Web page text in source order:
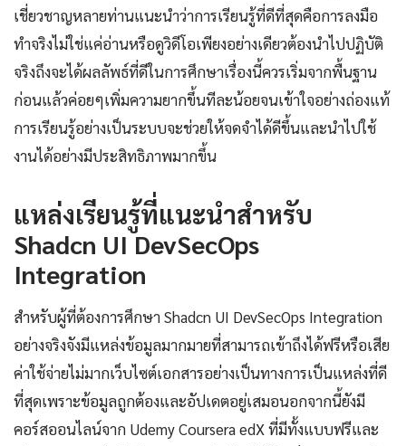
เชี่ยวชาญหลายท่านแนะนำว่าการเรียนรู้ที่ดีที่สุดคือการลงมือ
ทำจริงไม่ใช่แค่อ่านหรือดูวิดีโอเพียงอย่างเดียวต้องนำไปปฏิบัติ
จริงถึงจะได้ผลลัพธ์ที่ดีในการศึกษาเรื่องนี้ควรเริ่มจากพื้นฐาน
ก่อนแล้วค่อยๆเพิ่มความยากขึ้นทีละน้อยจนเข้าใจอย่างถ่องแท้
การเรียนรู้อย่างเป็นระบบจะช่วยให้จดจำได้ดีขึ้นและนำไปใช้
งานได้อย่างมีประสิทธิภาพมากขึ้น
แหล่งเรียนรู้ที่แนะนำสำหรับ
Shadcn UI DevSecOps
Integration
สำหรับผู้ที่ต้องการศึกษา Shadcn UI DevSecOps Integration
อย่างจริงจังมีแหล่งข้อมูลมากมายที่สามารถเข้าถึงได้ฟรีหรือเสีย
ค่าใช้จ่ายไม่มากเว็บไซต์เอกสารอย่างเป็นทางการเป็นแหล่งที่ดี
ที่สุดเพราะข้อมูลถูกต้องและอัปเดตอยู่เสมอนอกจากนี้ยังมี
คอร์สออนไลน์จาก Udemy Coursera edX ที่มีทั้งแบบฟรีและ